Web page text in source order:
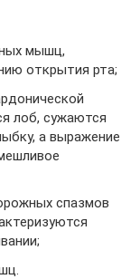
мышц,
открытия рта;
лоб, сужаются
а выражение
спазмов